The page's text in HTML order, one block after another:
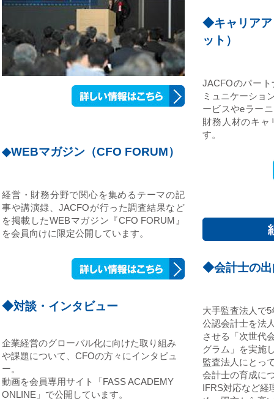
◆WEBマガジン（CFO FORUM）
経営・財務分野で関心を集めるテーマの記
事や講演録、JACFOが行った調査結果など
を掲載したWEBマガジン『CFO FORUM』
を会員向けに限定公開しています。
◆対談・インタビュー
企業経営のグローバル化に向けた取り組み
や課題について、CFOの方々にインタビュ
ー。
動画を会員専用サイト「FASS ACADEMY
ONLINE」で公開しています。
◆キャリアア
ット）
JACFOのパー
ミュニケーショ
ービスやeラー
財務人材のキャ
す。
◆会計士の出
大手監査法人で
公認会計士を法
させる「次世代
グラム」を実施
監査法人にとっ
会計士の育成に
IFRS対応など経